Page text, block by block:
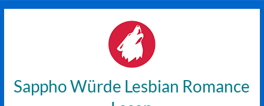
Sappho Würde Lesbian Romance